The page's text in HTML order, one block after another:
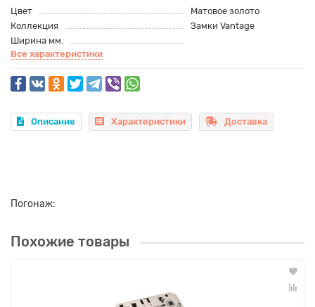
Цвет
Матовое золото
Коллекция
Замки Vantage
Ширина мм.
Все характеристики
Описание Характеристики Доставка
Погонаж:
Похожие товары